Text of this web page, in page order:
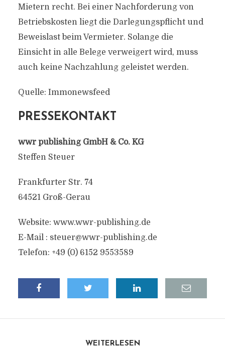
Mietern recht. Bei einer Nachforderung von
Betriebskosten liegt die Darlegungspflicht und
Beweislast beim Vermieter. Solange die
Einsicht in alle Belege verweigert wird, muss
auch keine Nachzahlung geleistet werden.
Quelle: Immonewsfeed
PRESSEKONTAKT
wwr publishing GmbH & Co. KG
Steffen Steuer
Frankfurter Str. 74
64521 Groß-Gerau
Website: www.wwr-publishing.de
E-Mail : steuer@wwr-publishing.de
Telefon: +49 (0) 6152 9553589
WEITERLESEN